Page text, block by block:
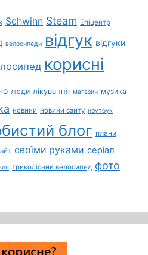
Schwinn Steam Епіцентр
велосипеди відгук відгуки
корисні
люди лікування магазин музика
новини новини сайту ноутбук
блог плани
своїми руками серіал
триколісний велосипед фото